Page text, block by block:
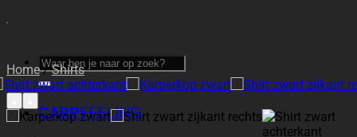
naar
Zoeken
naar:
CARPFEELING
Home / Shirts